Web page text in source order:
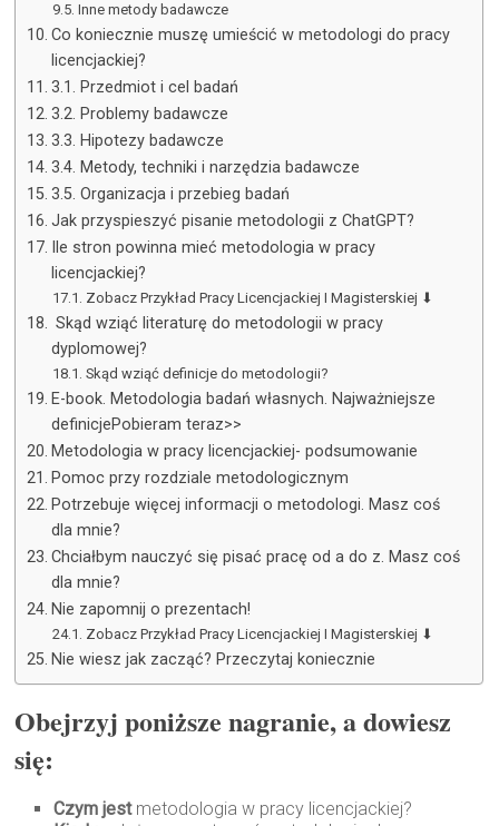
Inne metody badawcze
Co koniecznie muszę umieścić w metodologi do pracy
licencjackiej?
3.1. Przedmiot i cel badań
3.2. Problemy badawcze
3.3. Hipotezy badawcze
3.4. Metody, techniki i narzędzia badawcze
3.5. Organizacja i przebieg badań
Jak przyspieszyć pisanie metodologii z ChatGPT?
Ile stron powinna mieć metodologia w pracy
licencjackiej?
Zobacz Przykład Pracy Licencjackiej I Magisterskiej ⬇
Skąd wziąć literaturę do metodologii w pracy
dyplomowej?
Skąd wziąć definicje do metodologii?
E-book. Metodologia badań własnych. Najważniejsze
definicjePobieram teraz>>
Metodologia w pracy licencjackiej- podsumowanie
Pomoc przy rozdziale metodologicznym
Potrzebuje więcej informacji o metodologi. Masz coś
dla mnie?
Chciałbym nauczyć się pisać pracę od a do z. Masz coś
dla mnie?
Nie zapomnij o prezentach!
Zobacz Przykład Pracy Licencjackiej I Magisterskiej ⬇
Nie wiesz jak zacząć? Przeczytaj koniecznie
Obejrzyj poniższe nagranie, a dowiesz
się:
Czym jestmetodologia w pracy licencjackiej?